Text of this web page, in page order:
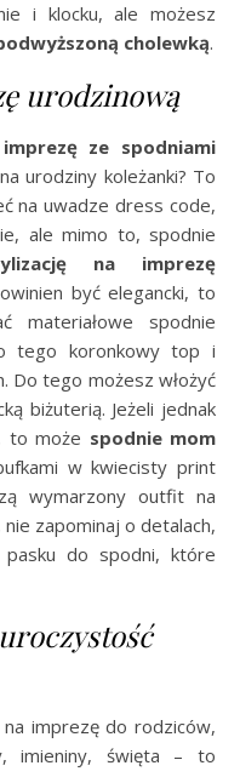
i klocku, ale możesz
cholewką.
urodzinową
ze spodniami
urodziny koleżanki? To
na uwadze dress code,
ale mimo to, spodnie
na imprezę
być elegancki, to
materiałowe spodnie
tego koronkowy top i
Do tego możesz włożyć
biżuterią. Jeżeli jednak
to może spodnie mom
w kwiecisty print
wymarzony outfit na
zapominaj o detalach,
do spodni, które
imprezę do rodziców,
imieniny, święta – to